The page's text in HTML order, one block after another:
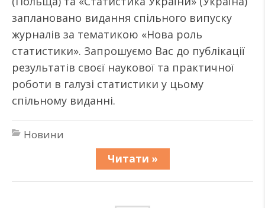
заплановано видання спільного випуску
журналів за тематикою «Нова роль
статистики». Запрошуємо Вас до публікації
результатів своєї наукової та практичної
роботи в галузі статистики у цьому
спільному виданні.
Новини
Читати »